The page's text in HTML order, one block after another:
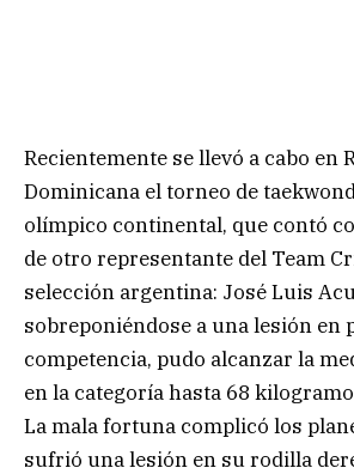
Recientemente se llevó a cabo en
Dominicana el torneo de
olímpico continental, que contó
de otro representante del Team
selección argentina: José Luis
sobreponiéndose a una lesión en
competencia, pudo alcanzar la
en la categoría hasta 68
La mala fortuna complicó los
sufrió una lesión en su rodilla